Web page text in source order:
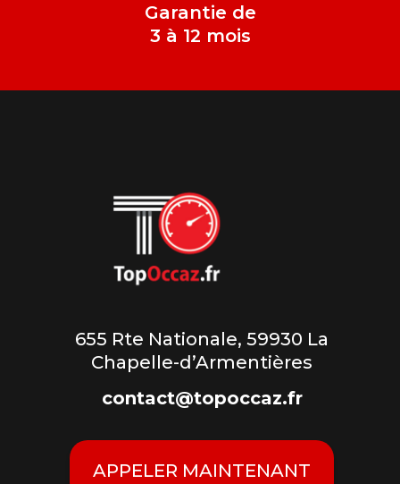
Garantie de
3 à 12 mois
655 Rte Nationale, 59930 La
Chapelle-d’Armentières
contact@topoccaz.fr
APPELER MAINTENANT